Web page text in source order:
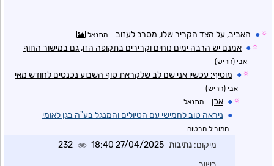
☼
● האביב, על הצד הקריר שלו, מסרב לעזוב מתנאל
☼
● אמנם יש הרבה ימים נוחים וקרירים בתקופה הזו, גם במישור החוף
אבי (חריש)
☼
● מוסיף: עכשיו אני שם לב שלקראת סוף השבוע נכנסים לחודש מאי
אבי (חריש)
☼
● אכן מתנאל
● ניראה טוב לחמישי עם הטיולים והמנגל בע"ה בגן לאומי
המוביל הבטוח
מיקום: נתיבות 27/04/2025 18:40
232